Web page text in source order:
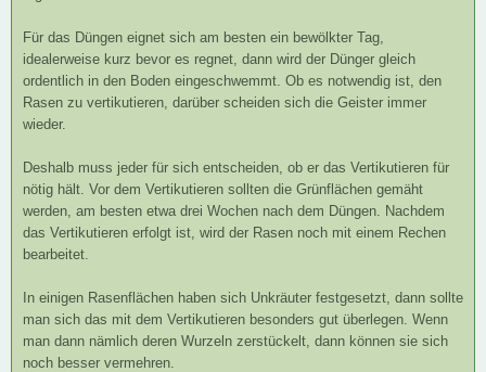
Für das Düngen eignet sich am besten ein bewölkter Tag,
idealerweise kurz bevor es regnet, dann wird der Dünger gleich
ordentlich in den Boden eingeschwemmt. Ob es notwendig ist, den
Rasen zu vertikutieren, darüber scheiden sich die Geister immer
wieder.
Deshalb muss jeder für sich entscheiden, ob er das Vertikutieren für
nötig hält. Vor dem Vertikutieren sollten die Grünflächen gemäht
werden, am besten etwa drei Wochen nach dem Düngen. Nachdem
das Vertikutieren erfolgt ist, wird der Rasen noch mit einem Rechen
bearbeitet.
In einigen Rasenflächen haben sich Unkräuter festgesetzt, dann sollte
man sich das mit dem Vertikutieren besonders gut überlegen. Wenn
man dann nämlich deren Wurzeln zerstückelt, dann können sie sich
noch besser vermehren.